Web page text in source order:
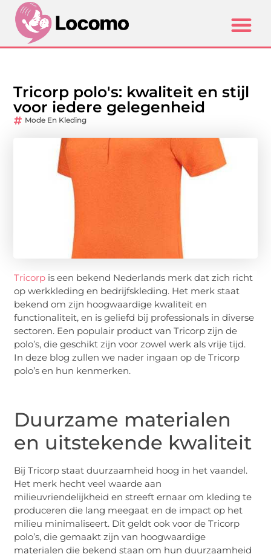
Tricorp polo's: kwaliteit en stijl
voor iedere gelegenheid
Mode En Kleding
Tricorp is een bekend Nederlands merk dat zich richt
op werkkleding en bedrijfskleding. Het merk staat
bekend om zijn hoogwaardige kwaliteit en
functionaliteit, en is geliefd bij professionals in diverse
sectoren. Een populair product van Tricorp zijn de
polo’s, die geschikt zijn voor zowel werk als vrije tijd.
In deze blog zullen we nader ingaan op de Tricorp
polo’s en hun kenmerken.
Duurzame materialen
en uitstekende kwaliteit
Bij Tricorp staat duurzaamheid hoog in het vaandel.
Het merk hecht veel waarde aan
milieuvriendelijkheid en streeft ernaar om kleding te
produceren die lang meegaat en de impact op het
milieu minimaliseert. Dit geldt ook voor de Tricorp
polo’s, die gemaakt zijn van hoogwaardige
materialen die bekend staan om hun duurzaamheid